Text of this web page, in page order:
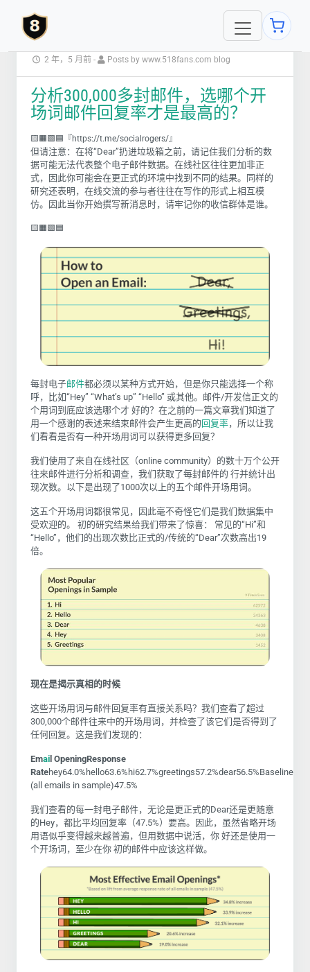
2 年，5 月前 - Posts by www.518fans.com blog
分析300,000多封邮件，选哪个开
场词邮件回复率才是最高的？
🟨🟧🟩🟦『https://t.me/socialrogers/』
但请注意：在将“Dear”扔进垃圾箱之前，请记住我们分析的数
据可能无法代表整个电子邮件数据。在线社区往往更加非正
式，因此你可能会在更正式的环境中找到不同的结果。同样的
研究还表明，在线交流的参与者往往在写作的形式上相互模
仿。因此当你开始撰写新消息时，请牢记你的收信群体是谁。
🟨🟧🟩🟦
每封电子邮件都必须以某种方式开始，但是你只能选择一个称
呼，比如“Hey” “What’s up” “Hello” 或其他。邮件/开发信正文的
个用词到底应该选哪个才 好的？在之前的一篇文章我们知道了
用一个感谢的表述来结束邮件会产生更高的 回复率，所以让我
们看看是否有一种开场用词可以获得更多回复？
我们使用了来自在线社区（online community）的数十万个公开
往来邮件进行分析和调查，我们获取了每封邮件的 行并统计出
现次数。以下是出现了1000次以上的五个邮件开场用词。
这五个开场用词都很常见，因此毫不奇怪它们是我们数据集中
受欢迎的。 初的研究结果给我们带来了惊喜： 常见的“Hi”和
“Hello”，他们的出现次数比正式的/传统的“Dear”次数高出19
倍。
现在是揭示真相的时候
这些开场用词与邮件回复率有直接关系吗？我们查看了超过
300,000个邮件往来中的开场用词，并检查了该它们是否得到了
任何回复。这是我们发现的：
Emai l OpeningResponse
Ratehey64.0% hello63.6% hi62.7%greetings57.2%dear56.5%Baseline
(all emails in sample)47.5%
我们查看的每一封电子邮件，无论是更正式的Dear还是更随意
的Hey，都比平均回复率（47.5%）要高。因此，虽然省略开场
用语似乎变得越来越普遍，但用数据中说活， 你 好还是使用一
个开场词，至少在你 初的邮件中应该这样做。